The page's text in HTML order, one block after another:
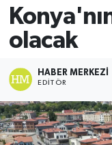
olacak
HABER MERKEZI
EDITÖR